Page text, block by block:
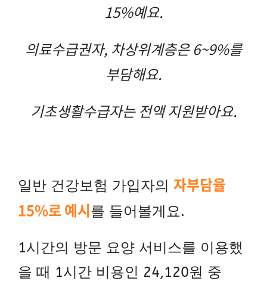
15%예요.
의료수급권자, 차상위계층은6~9%를
부담해요.
기초생활수급자는 전액 지원받아요.
일반 건강보험 가입자의 자부담율
15%로 예시를 들어볼게요.
1시간의 방문 요양 서비스를 이용했
을 때 1시간 비용인 24,120원 중